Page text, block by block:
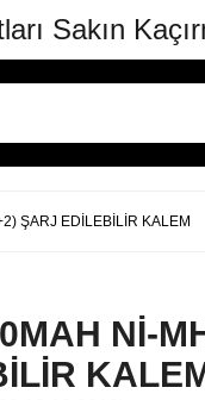
Sakın
ŞARJ EDİLEBİLİR KALEM
Nİ-